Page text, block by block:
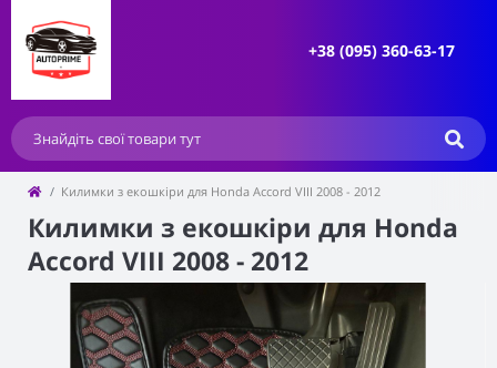
+38 (095) 360-63-17
Килимки з екошкіри для Honda Accord VIII 2008 - 2012
Килимки з екошкіри для Honda
Accord VIII 2008 - 2012